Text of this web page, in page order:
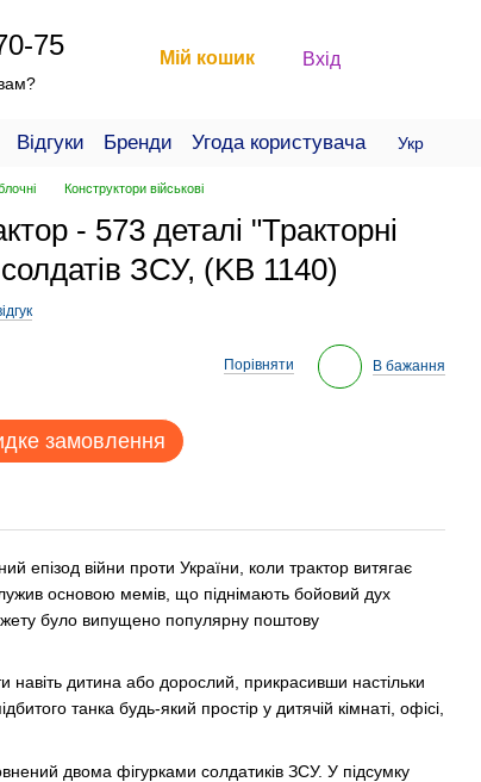
75 Мій кошик Вхід
Відгуки Бренди
Угода користувача
Укр
Конструктори військові
- 573 деталі "Тракторні
ЗСУ, (KB 1140)
Порівняти В бажання
замовлення
епізод війни проти України, коли трактор витягає
основою мемів, що піднімають бойовий дух
було випущено популярну поштову
дитина або дорослий, прикрасивши настільки
танка будь-який простір у дитячій кімнаті, офісі,
двома фігурками солдатиків ЗСУ. У підсумку